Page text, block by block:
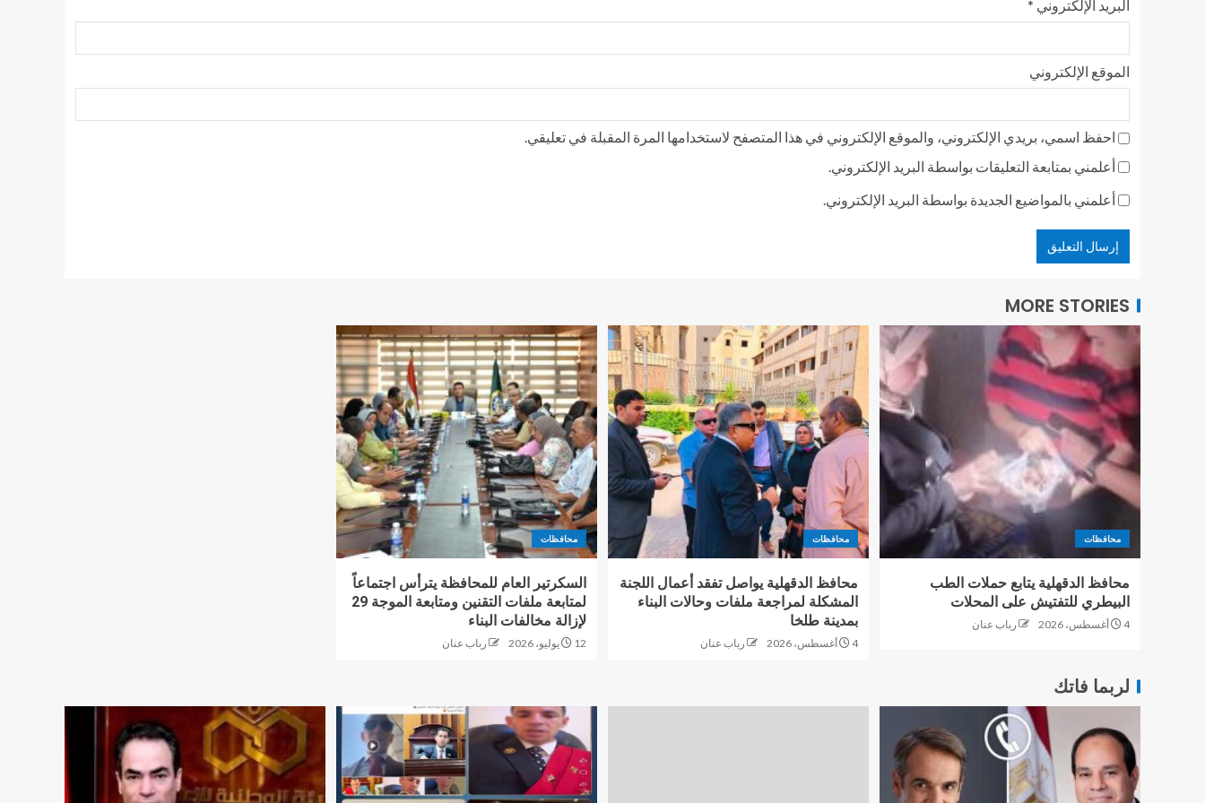
البريد الإلكتروني *
الموقع الإلكتروني
احفظ اسمي، بريدي الإلكتروني، والموقع الإلكتروني في هذا المتصفح لاستخدامها المرة المقبلة في تعليقي.
أعلمني بمتابعة التعليقات بواسطة البريد الإلكتروني.
أعلمني بالمواضيع الجديدة بواسطة البريد الإلكتروني.
MORE STORIES
محافظات
محافظ الدقهلية يتابع حملات الطب
البيطري للتفتيش على المحلات
4 أغسطس، 2026 رباب عنان
محافظات
محافظ الدقهلية يواصل تفقد أعمال اللجنة
المشكلة لمراجعة ملفات وحالات البناء
بمدينة طلخا
4 أغسطس، 2026 رباب عنان
محافظات
السكرتير العام للمحافظة يترأس اجتماعاً
لمتابعة ملفات التقنين ومتابعة الموجة 29
لإزالة مخالفات البناء
12 يوليو، 2026 رباب عنان
لربما فاتك